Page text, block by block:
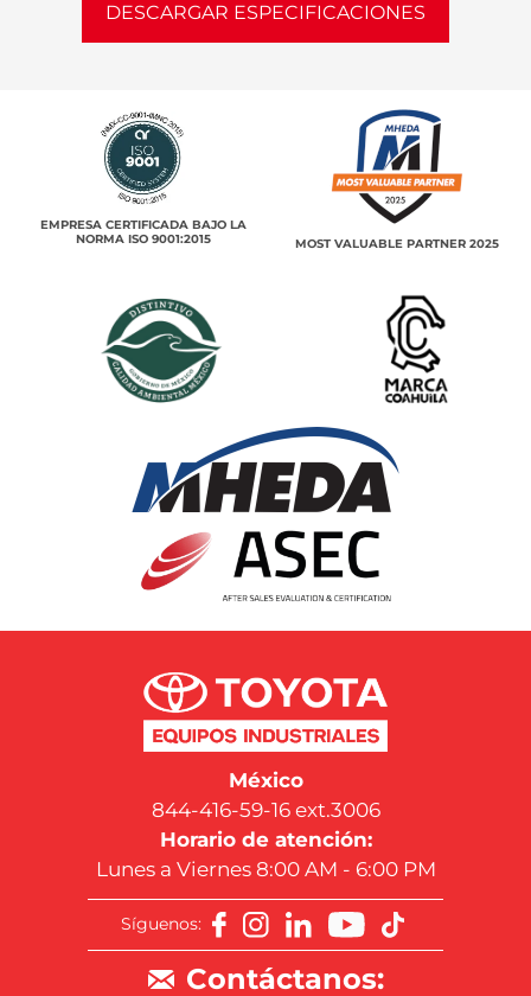
DESCARGAR ESPECIFICACIONES
EMPRESA CERTIFICADA BAJO LA
NORMA ISO 9001:2015
MOST VALUABLE PARTNER 2025
México
844-416-59-16 ext.3006
Horario de atención:
Lunes a Viernes 8:00 AM - 6:00 PM
Síguenos:
Contáctanos: